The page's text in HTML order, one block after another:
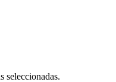
seleccionadas.